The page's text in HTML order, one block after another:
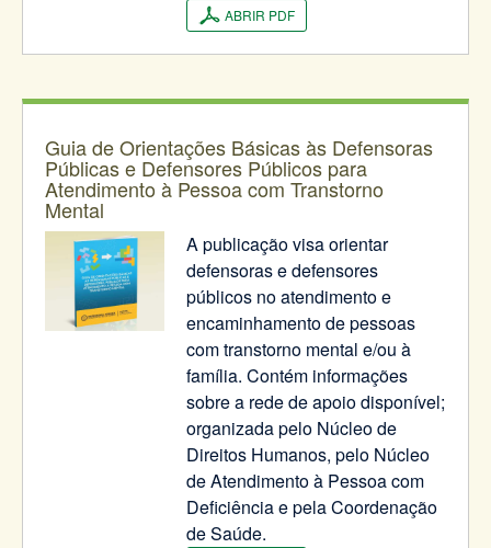
ABRIR PDF
Guia de Orientações Básicas às Defensoras
Públicas e Defensores Públicos para
Atendimento à Pessoa com Transtorno
Mental
A publicação visa orientar
defensoras e defensores
públicos no atendimento e
encaminhamento de pessoas
com transtorno mental e/ou à
família. Contém informações
sobre a rede de apoio disponível;
organizada pelo Núcleo de
Direitos Humanos, pelo Núcleo
de Atendimento à Pessoa com
Deficiência e pela Coordenação
de Saúde.